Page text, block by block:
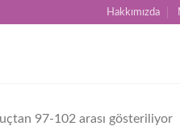
Hakkımızda
97-102 arası gösteriliyor